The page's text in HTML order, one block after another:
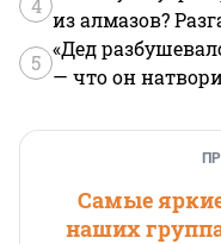
4
из алмазов?
5
«Дед
— что он
Самые
наших